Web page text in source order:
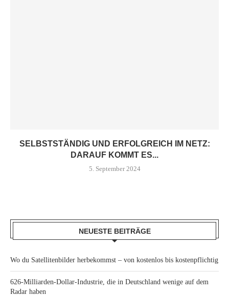
SELBSTSTÄNDIG UND ERFOLGREICH IM NETZ:
DARAUF KOMMT ES...
5. September 2024
NEUESTE BEITRÄGE
Wo du Satellitenbilder herbekommst – von kostenlos bis kostenpflichtig
626-Milliarden-Dollar-Industrie, die in Deutschland wenige auf dem
Radar haben